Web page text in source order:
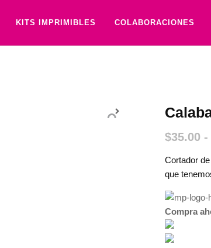
KITS IMPRIMIBLES COLABORACIONES
$35.00 -
Cortador
que
Compra